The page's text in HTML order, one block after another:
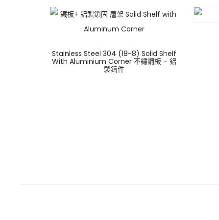
Stainless Steel 304 (18-8) Solid Shelf
With Aluminium Corner 不鏽鋼板 – 鋁
製鑄件